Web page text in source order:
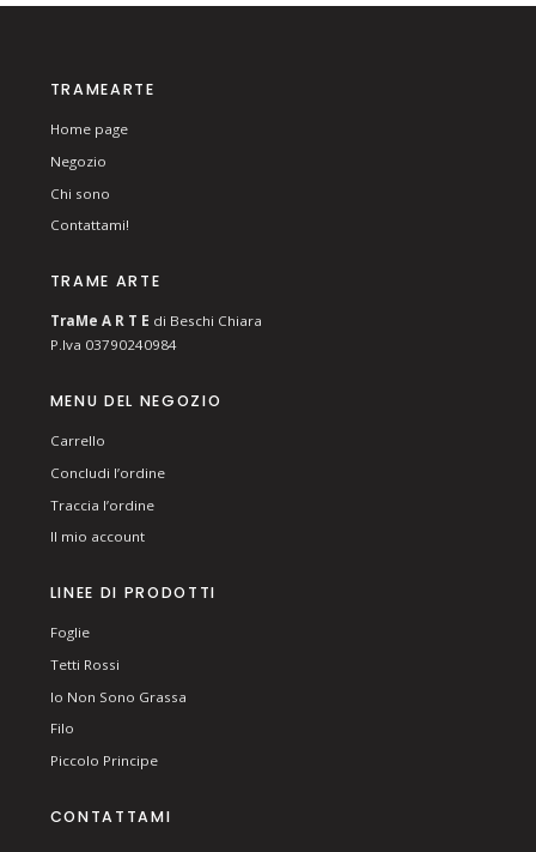
TRAMEARTE
Home page
Negozio
Chi sono
Contattami!
TRAME ARTE
TraMe A R T E di Beschi Chiara
P.Iva 03790240984
MENU DEL NEGOZIO
Carrello
Concludi l’ordine
Traccia l’ordine
Il mio account
LINEE DI PRODOTTI
Foglie
Tetti Rossi
Io Non Sono Grassa
Filo
Piccolo Principe
CONTATTAMI